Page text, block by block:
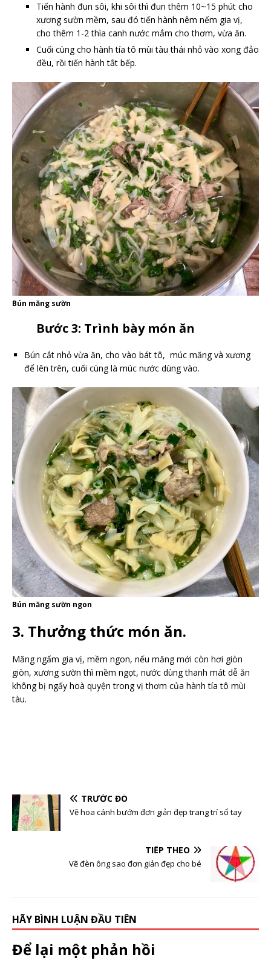
Tiến hành đun sôi, khi sôi thì đun thêm 10~15 phút cho
xương sườn mềm, sau đó tiến hành nêm nếm gia vị,
cho thêm 1-2 thìa canh nước mắm cho thơm, vừa ăn.
Cuối cùng cho hành tía tô mùi tàu thái nhỏ vào xong đảo
đều, rồi tiến hành tắt bếp.
Bún măng sườn
Bước 3: Trình bày món ăn
Bún cắt nhỏ vừa ăn, cho vào bát tô, múc măng và xương
để lên trên, cuối cùng là múc nước dùng vào.
Bún măng sườn ngon
3. Thưởng thức món ăn.
Măng ngấm gia vị, mềm ngon, nếu măng mới còn hơi giòn
giòn, xương sườn thì mềm ngọt, nước dùng thanh mát dễ ăn
không bị ngấy hoà quyện trong vị thơm của hành tía tô mùi
tàu.
TRƯỚC ĐÓ
Vẽ hoa cánh bướm đơn giản đẹp trang trí sổ tay
TIẾP THEO
Vẽ đèn ông sao đơn giản đẹp cho bé
HÃY BÌNH LUẬN ĐẦU TIÊN
Để lại một phản hồi